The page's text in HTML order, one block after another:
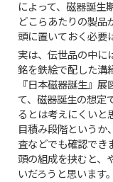
によって、磁器誕生
どこらあたりの製品
頭に置いておく必要
実は、伝世品の中に
銘を鉄絵で配した溝
『日本磁器誕生』
て、磁器誕生の想定
るとは考えにくいと
目積み段階というか
査などでも確認でき
頭の組成を挟むと、
いだろうと思います